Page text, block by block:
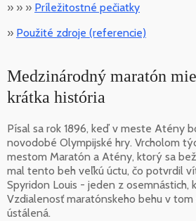
» » » Príležitostné pečiatky
» Použité zdroje (referencie)
Medzinárodný maratón
krátka história
Písal sa rok 1896, keď v meste Atény
novodobé Olympijské hry. Vrcholom
mestom Maratón a Atény, ktorý sa
mal tento beh veľkú úctu, čo potvrdil
Spyridon Louis - jeden z osemnástich,
Vzdialenosť maratónskeho behu v
ústálená.